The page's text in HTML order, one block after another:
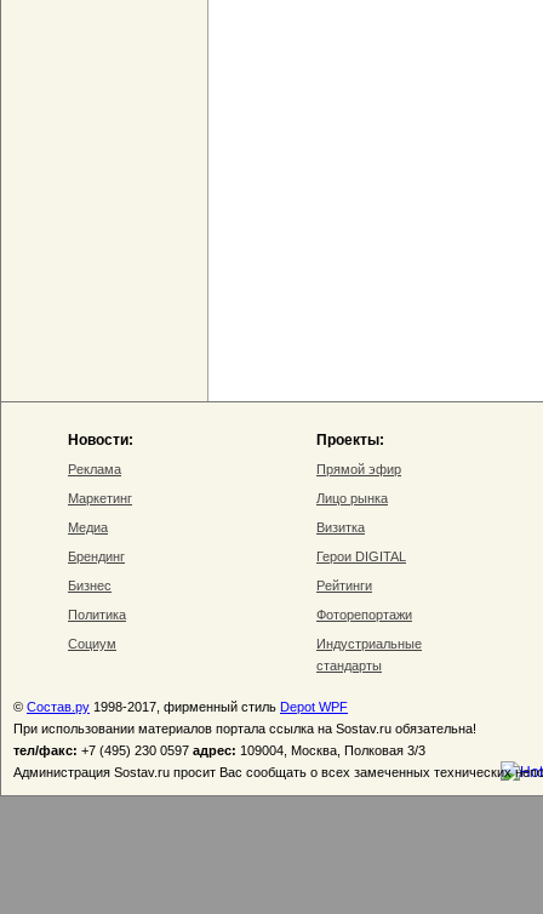
Новости:
Реклама
Маркетинг
Медиа
Брендинг
Бизнес
Политика
Социум
Проекты:
Прямой эфир
Лицо рынка
Визитка
Герои DIGITAL
Рейтинги
Фоторепортажи
Индустриальные
стандарты
© Состав.ру 1998-2017, фирменный стиль Depot WPF
При использовании материалов портала ссылка на Sostav.ru обязательна!
тел/факс: +7 (495) 230 0597 адрес: 109004, Москва, Полковая 3/3
Администрация Sostav.ru просит Вас сообщать о всех замеченных технических